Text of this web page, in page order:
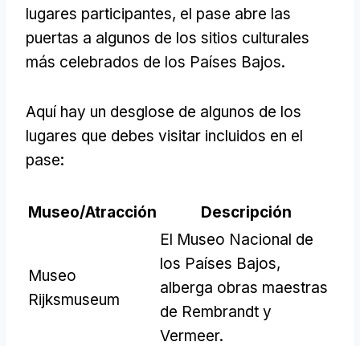
lugares participantes, el pase abre las
puertas a algunos de los sitios culturales
más celebrados de los Países Bajos.
Aquí hay un desglose de algunos de los
lugares que debes visitar incluidos en el
pase:
Museo/Atracción Descripción
Museo
Rijksmuseum
El Museo Nacional de
los Países Bajos,
alberga obras maestras
de Rembrandt y
Vermeer.